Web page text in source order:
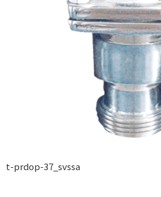
t-prdop-37_svssa